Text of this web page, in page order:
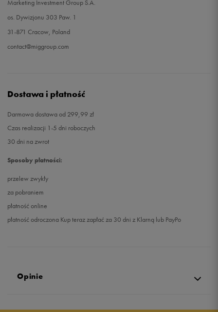
Marketing Investment Group S.A.
os. Dywizjonu 303 Paw. 1
31-871 Cracow, Poland
contact@miggroup.com
Dostawa i płatność
Darmowa dostawa od 299,99 zł
Czas realizacji 1-5 dni roboczych
30 dni na zwrot
Sposoby płatności:
przelew zwykły
za pobraniem
płatność online
płatność odroczona Kup teraz zapłać za 30 dni z Klarną lub PayPo
Opinie